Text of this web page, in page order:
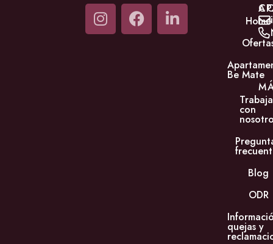
Home
Be Mate
Trabaja
con
Blog
ODR
quejas y